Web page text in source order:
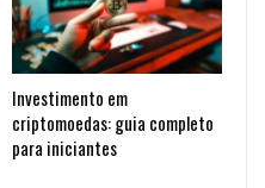
Investimento em
criptomoedas: guia completo
para iniciantes